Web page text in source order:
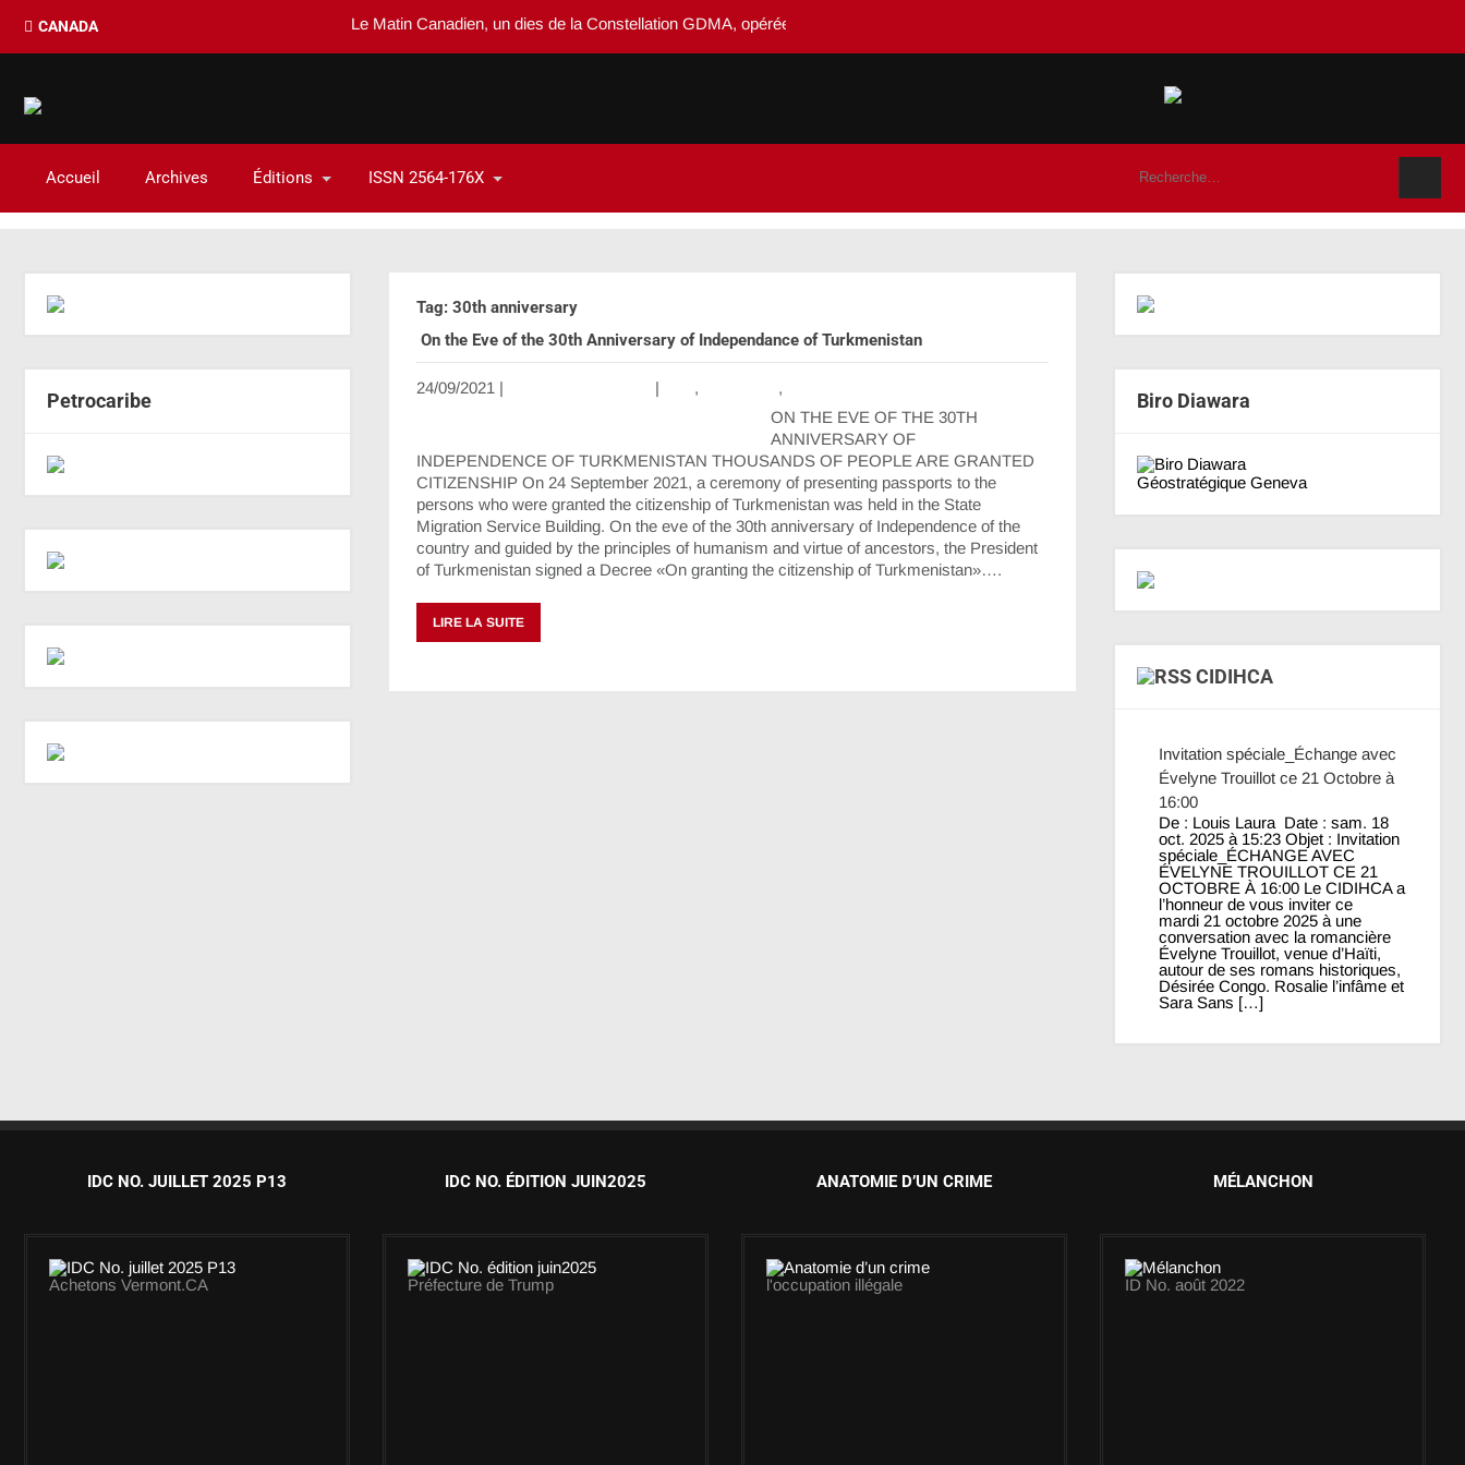
CANADA Le Matin Canadien, un dies de la Constellation GDMA, opérée par Système-dedieu
Accueil Archives Éditions ISSN 2564-176X
Petrocaribe
Tag: 30th anniversary
On the Eve of the 30th Anniversary of Independance of Turkmenistan
24/09/2021 | | , ,
ON THE EVE OF THE 30TH
ANNIVERSARY OF
INDEPENDENCE OF TURKMENISTAN THOUSANDS OF PEOPLE ARE GRANTED
CITIZENSHIP On 24 September 2021, a ceremony of presenting passports to the
persons who were granted the citizenship of Turkmenistan was held in the State
Migration Service Building. On the eve of the 30th anniversary of Independence of the
country and guided by the principles of humanism and virtue of ancestors, the President
of Turkmenistan signed a Decree «On granting the citizenship of Turkmenistan»….
LIRE LA SUITE
Biro Diawara
Géostratégique Geneva
CIDIHCA
Invitation spéciale_Échange avec
Évelyne Trouillot ce 21 Octobre à
16:00
De : Louis Laura Date : sam. 18
oct. 2025 à 15:23 Objet : Invitation
spéciale_ÉCHANGE AVEC
ÉVELYNE TROUILLOT CE 21
OCTOBRE À 16:00 Le CIDIHCA a
l’honneur de vous inviter ce
mardi 21 octobre 2025 à une
conversation avec la romancière
Évelyne Trouillot, venue d’Haïti,
autour de ses romans historiques,
Désirée Congo. Rosalie l’infâme et
Sara Sans […]
IDC NO. JUILLET 2025 P13
Achetons Vermont.CA
IDC NO. ÉDITION JUIN2025
Préfecture de Trump
ANATOMIE D’UN CRIME
l'occupation illégale
MÉLANCHON
ID No. août 2022